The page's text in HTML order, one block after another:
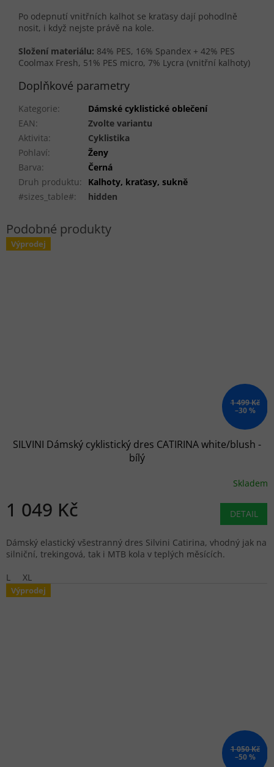
Po odepnutí vnitřních kalhot se kraťasy dají pohodlně
nosit, i když nejste právě na kole.
Složení materiálu: 84% PES, 16% Spandex + 42% PES
Coolmax Fresh, 51% PES micro, 7% Lycra (vnitřní kalhoty)
Doplňkové parametry
Kategorie:
Dámské cyklistické oblečení
EAN:
Zvolte variantu
Aktivita:
Cyklistika
Pohlaví:
Ženy
Barva:
Černá
Druh produktu:
Kalhoty, kraťasy, sukně
#sizes_table#: hidden
Výprodej
1 499 Kč
–30 %
SILVINI Dámský cyklistický dres CATIRINA white/blush -
bílý
Skladem
1 049 Kč DETAIL
Dámský elastický všestranný dres Silvini Catirina, vhodný jak na
silniční, trekingová, tak i MTB kola v teplých měsících.
L
XL
Výprodej
1 050 Kč
–50 %